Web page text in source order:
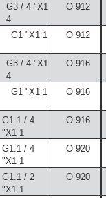
G3 / 4 "X1
4
O 912
G1 "X1 1 O 912
G3 / 4 "X1
4
O 916
G1 "X1 1 O 916
G1.1 / 4
"X1 1
O 916
G1.1 / 4
"X1 1
O 920
G1.1 / 2
"X1 1
O 920